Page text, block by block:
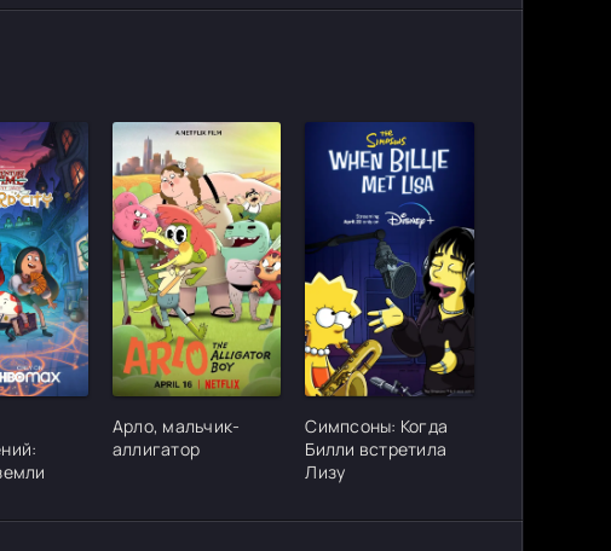
[/xfgiven_cvh_poster_urlcvh_poster_url]
Арло, мальчик-
аллигатор
[/
Симпсоны: Когда
Билли встретила
Лизу